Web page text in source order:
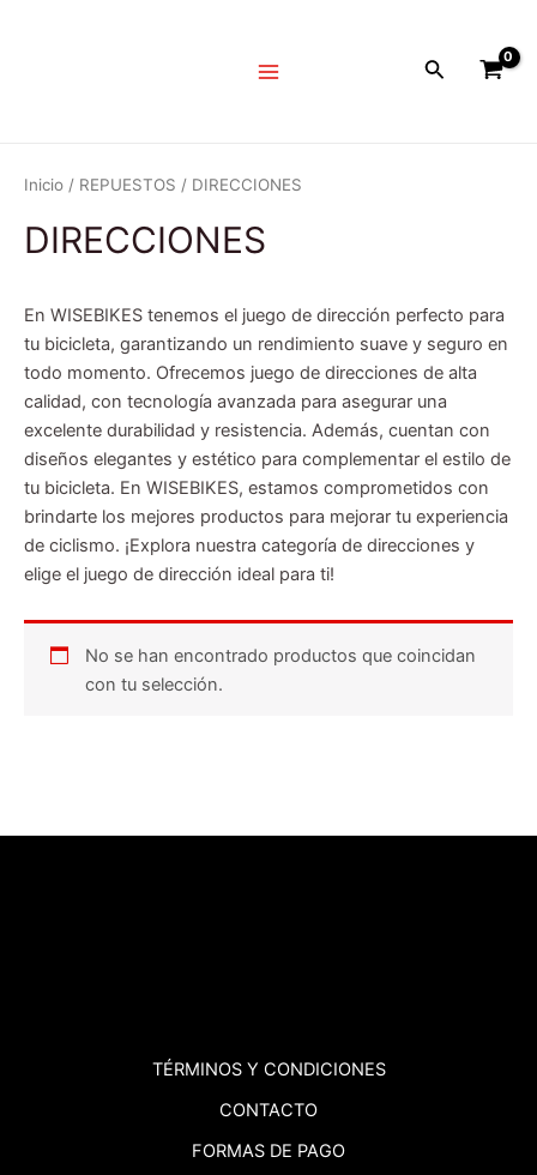
Menu
Buscar
Inicio / REPUESTOS / DIRECCIONES
DIRECCIONES
En WISEBIKES tenemos el juego de dirección perfecto para
tu bicicleta, garantizando un rendimiento suave y seguro en
todo momento. Ofrecemos juego de direcciones de alta
calidad, con tecnología avanzada para asegurar una
excelente durabilidad y resistencia. Además, cuentan con
diseños elegantes y estético para complementar el estilo de
tu bicicleta. En WISEBIKES, estamos comprometidos con
brindarte los mejores productos para mejorar tu experiencia
de ciclismo. ¡Explora nuestra categoría de direcciones y
elige el juego de dirección ideal para ti!
No se han encontrado productos que coincidan
con tu selección.
TÉRMINOS Y CONDICIONES
CONTACTO
FORMAS DE PAGO